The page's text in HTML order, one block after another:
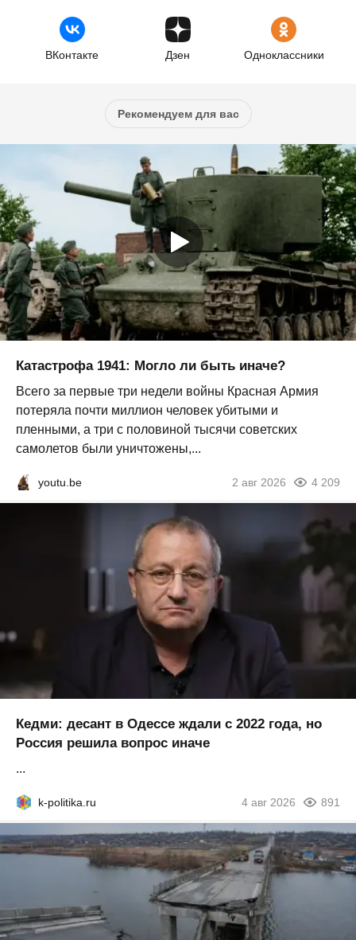
ВКонтакте Дзен Одноклассники
Рекомендуем для вас
Катастрофа 1941: Могло ли быть иначе?
Всего за первые три недели войны Красная Армия
потеряла почти миллион человек убитыми и
пленными, а три с половиной тысячи советских
самолетов были уничтожены,...
youtu.be 2 авг 2026 4 209
Кедми: десант в Одессе ждали с 2022 года, но
Россия решила вопрос иначе
...
k-politika.ru 4 авг 2026 891